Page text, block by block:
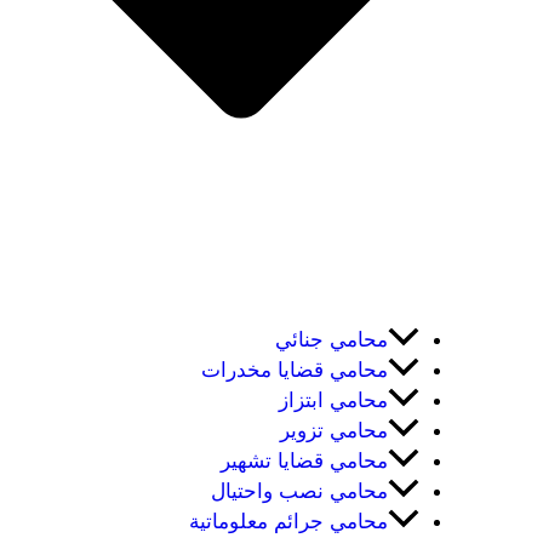
محامي جنائي
محامي قضايا مخدرات
محامي ابتزاز
محامي تزوير
محامي قضايا تشهير
محامي نصب واحتيال
محامي جرائم معلوماتية